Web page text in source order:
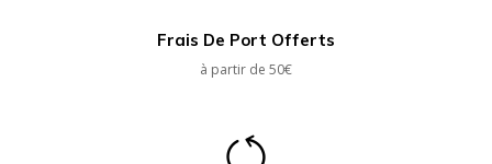
Frais De Port Offerts
à partir de 50€